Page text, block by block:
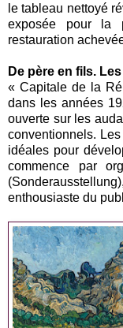
le tableau nettoyé
exposée pour la
restauration
De père en fils.
« Capitale de la
dans les années
ouverte sur les
conventionnels.
idéales pour
commence par
enthousiaste du